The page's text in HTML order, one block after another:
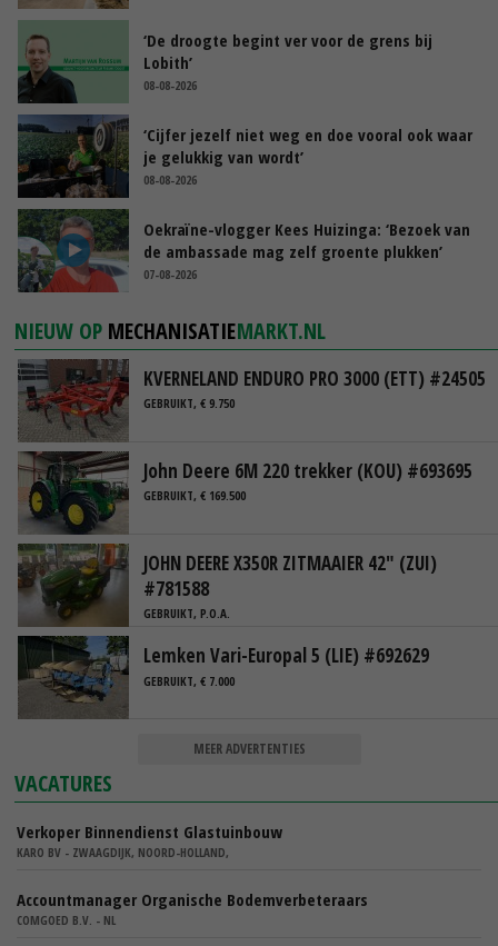
‘De droogte begint ver voor de grens bij
Lobith’
08-08-2026
‘Cijfer jezelf niet weg en doe vooral ook waar
je gelukkig van wordt’
08-08-2026
Oekraïne-vlogger Kees Huizinga: ‘Bezoek van
de ambassade mag zelf groente plukken’
07-08-2026
NIEUW OP MECHANISATIEMARKT.NL
KVERNELAND ENDURO PRO 3000 (ETT) #24505
GEBRUIKT, € 9.750
John Deere 6M 220 trekker (KOU) #693695
GEBRUIKT, € 169.500
JOHN DEERE X350R ZITMAAIER 42" (ZUI)
#781588
GEBRUIKT, P.O.A.
Lemken Vari-Europal 5 (LIE) #692629
GEBRUIKT, € 7.000
MEER ADVERTENTIES
VACATURES
Verkoper Binnendienst Glastuinbouw
KARO BV - ZWAAGDIJK, NOORD-HOLLAND,
Accountmanager Organische Bodemverbeteraars
COMGOED B.V. - NL